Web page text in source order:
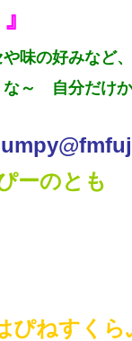
味の好みなど、
な～ 自分だけ
ーのとも
ぴねすく